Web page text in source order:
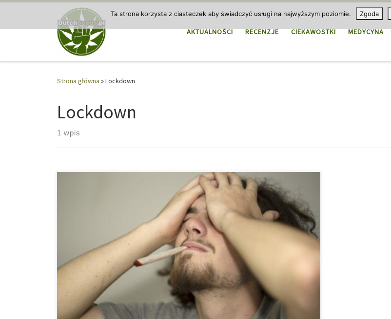
Przejdź do treści
AKTUALNOŚCI RECENZJE CIEKAWOSTKI MEDYCYNA
Strona główna »Lockdown
Lockdown
1 wpis
Aby chronić siebie oraz innych, wiele osób na początku pandemii koronawirusa
zdecydowało się na odizolowanie od świata. Jak wynika z badania
przeprowadzonego w Kanadzie, osoby spożywające konopi indyjskich coraz częściej
sięgają przez to po jointa. #Zostańwdomu to od początku trwania pandemii motto,
które obiegło cały świat. We wszystkich krajach ponaglano […]
Ta strona korzysta z ciasteczek aby świadczyć usługi na najwyższym poziomie. Zgoda